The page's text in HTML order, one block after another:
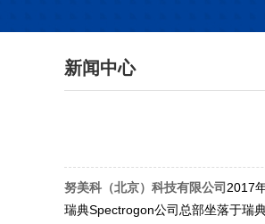
新闻中心
努美科（北京）科技有限公司 2017
瑞典Spectrogon公司总部坐落于瑞